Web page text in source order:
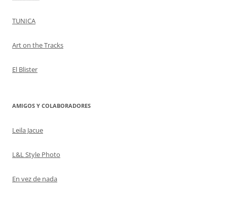
TUNICA
Art on the Tracks
El Blister
AMIGOS Y COLABORADORES
Leila Jacue
L&L Style Photo
En vez de nada